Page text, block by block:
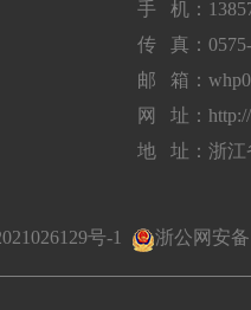
手 机：
传 真：0575-
邮 箱：
网 址：
地 址：浙江
号-1 浙公网安备